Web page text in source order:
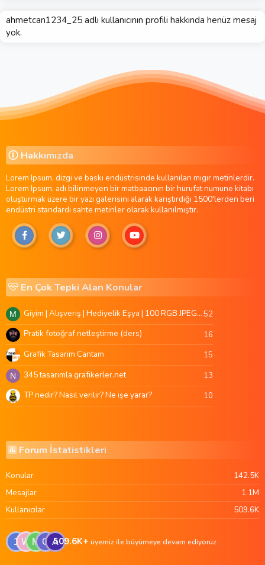
ahmetcan1234_25 adlı kullanıcının profili hakkında henüz mesaj
yok.
Hakkımızda
Lorem Ipsum, dizgi ve baskı endüstrisinde kullanılan mıgır metinlerdir.
Lorem Ipsum, adı bilinmeyen bir matbaacının bir hurufat numune kitabı
oluşturmak üzere bir yazı galerisini alarak karıştırdığı 1500'lerden beri
endüstri standardı sahte metinler olarak kullanılmıştır.
En Çok Tepki Alan Konular
M Giyim | Alışveriş | Hediyelik Eşya | 100 RGB JPEG Images | 5920x4420 Pixels | 501 MB52
Pratik fotoğraf netleştirme (ders) 16
Grafik Tasarim Cantam 15
N 345 tasarimla grafikerler.net 13
TP nedir? Nasıl verilir? Ne işe yarar? 10
Forum İstatistikleri
Konular
142.5K
Mesajlar
1.1M
Kullanıcılar
509.6K
1 W M G A
509.6K+ üyemiz ile büyümeye devam ediyoruz.